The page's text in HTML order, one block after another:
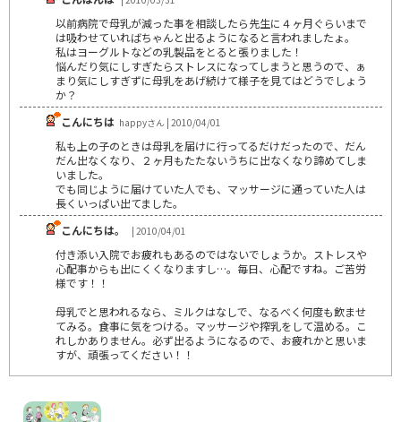
以前病院で母乳が減った事を相談したら先生に４ヶ月ぐらいまで
は吸わせていればちゃんと出るようになると言われましたょ。
私はヨーグルトなどの乳製品をとると張りました！
悩んだり気にしすぎたらストレスになってしまうと思うので、ぁ
まり気にしすぎずに母乳をあげ続けて様子を見てはどうでしょう
か？
こんにちは happyさん | 2010/04/01
私も上の子のときは母乳を届けに行ってるだけだったので、だん
だん出なくなり、２ヶ月もたたないうちに出なくなり諦めてしま
いました。
でも同じように届けていた人でも、マッサージに通っていた人は
長くいっぱい出てました。
こんにちは。
| 2010/04/01
付き添い入院でお疲れもあるのではないでしょうか。ストレスや
心配事からも出にくくなりますし…。毎日、心配ですね。ご苦労
様です！！
母乳でと思われるなら、ミルクはなしで、なるべく何度も飲ませ
てみる。食事に気をつける。マッサージや搾乳をして温める。こ
れしかありません。必ず出るようになるので、お疲れかと思いま
すが、頑張ってください！！